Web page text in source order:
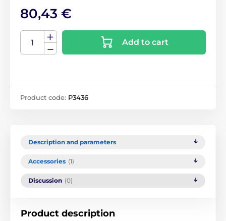
80,43 €
Add to cart
Product code: P3436
Description and parameters
Accessories (1)
Discussion (0)
Product description